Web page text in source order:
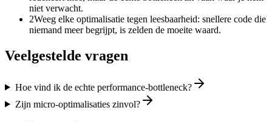
niet verwacht.
2Weeg elke optimalisatie tegen leesbaarheid: snellere code die
niemand meer begrijpt, is zelden de moeite waard.
Veelgestelde vragen
Hoe vind ik de echte performance-bottleneck?
Zijn micro-optimalisaties zinvol?